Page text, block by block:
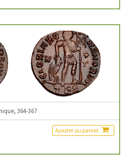
364-367
Ajouter au panier